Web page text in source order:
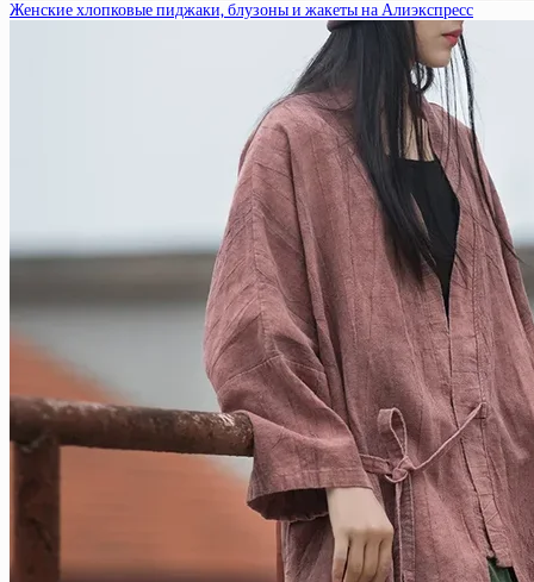
Женские хлопковые пиджаки, блузоны и жакеты на Алиэкспресс